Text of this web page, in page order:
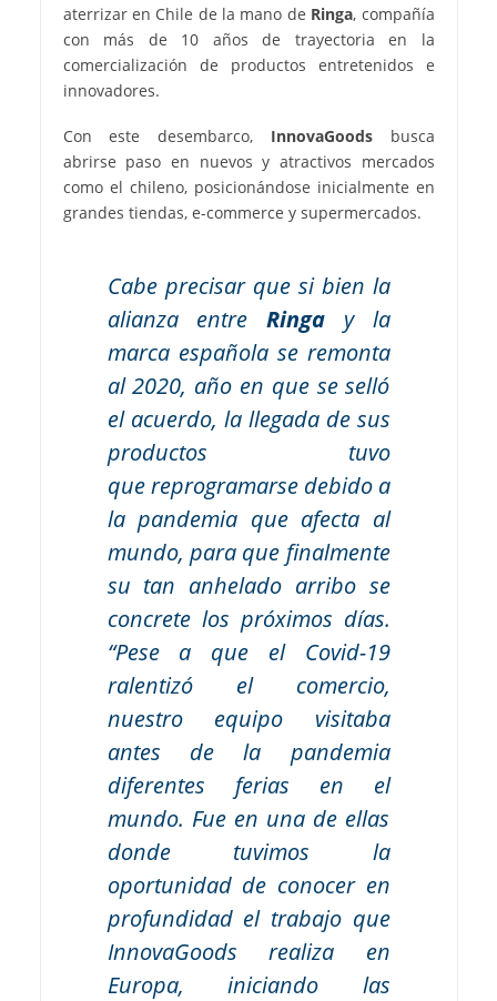
aterrizar en Chile de la mano de Ringa, compañía
con más de 10 años de trayectoria en la
comercialización de productos entretenidos e
innovadores.
Con este desembarco, InnovaGoodsbusca
abrirse paso en nuevos y atractivos mercados
como el chileno, posicionándose inicialmente en
grandes tiendas, e-commerce y supermercados.
Cabe precisar que si bien la
alianza entre Ringa y la
marca española se remonta
al 2020, año en que se selló
el acuerdo, la llegada de sus
productos tuvo
que reprogramarse debido a
la pandemia que afecta al
mundo, para que finalmente
su tan anhelado arribo se
concrete los próximos días.
“Pese a que el Covid-19
ralentizó el comercio,
nuestro equipo visitaba
antes de la pandemia
diferentes ferias en el
mundo. Fue en una de ellas
donde tuvimos la
oportunidad de conocer en
profundidad el trabajo que
InnovaGoods realiza en
Europa, iniciando las